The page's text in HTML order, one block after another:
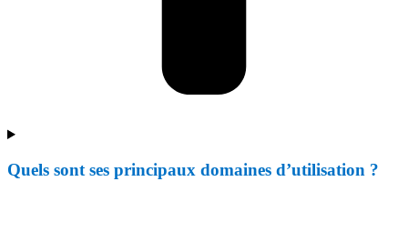
Quels sont ses principaux domaines d’utilisation ?